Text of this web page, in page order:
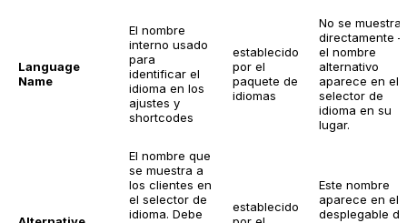
Language
Name
El nombre
interno usado
para
identificar el
idioma en los
ajustes y
shortcodes
establecido
por el
paquete de
idiomas
No se muestra
directamente
el nombre
alternativo
aparece en el
selector de
idioma en su
lugar.
El nombre que
se muestra a
los clientes en
el selector de
idioma. Debe
establecido
Este nombre
aparece en el
desplegable